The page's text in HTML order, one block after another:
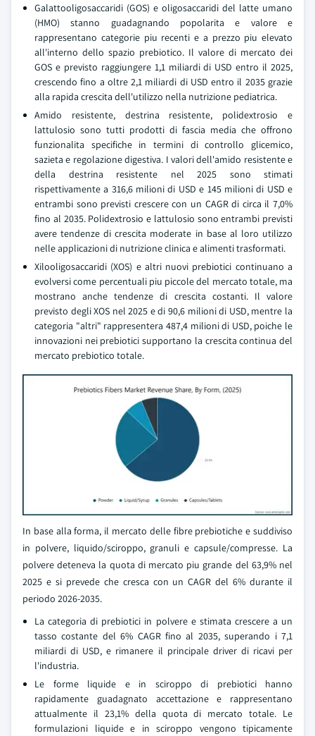
Galattooligosaccaridi (GOS) e oligosaccaridi del latte umano
(HMO) stanno guadagnando popolarita e valore e
rappresentano categorie piu recenti e a prezzo piu elevato
all'interno dello spazio prebiotico. Il valore di mercato dei
GOS e previsto raggiungere 1,1 miliardi di USD entro il 2025,
crescendo fino a oltre 2,1 miliardi di USD entro il 2035 grazie
alla rapida crescita dell'utilizzo nella nutrizione pediatrica.
Amido resistente, destrina resistente, polidextrosio e
lattulosio sono tutti prodotti di fascia media che offrono
funzionalita specifiche in termini di controllo glicemico,
sazieta e regolazione digestiva. I valori dell'amido resistente e
della destrina resistente nel 2025 sono stimati
rispettivamente a 316,6 milioni di USD e 145 milioni di USD e
entrambi sono previsti crescere con un CAGR di circa il 7,0%
fino al 2035. Polidextrosio e lattulosio sono entrambi previsti
avere tendenze di crescita moderate in base al loro utilizzo
nelle applicazioni di nutrizione clinica e alimenti trasformati.
Xilooligosaccaridi (XOS) e altri nuovi prebiotici continuano a
evolversi come percentuali piu piccole del mercato totale, ma
mostrano anche tendenze di crescita costanti. Il valore
previsto degli XOS nel 2025 e di 90,6 milioni di USD, mentre la
categoria "altri" rappresentera 487,4 milioni di USD, poiche le
innovazioni nei prebiotici supportano la crescita continua del
mercato prebiotico totale.
In base alla forma, il mercato delle fibre prebiotiche e suddiviso
in polvere, liquido/sciroppo, granuli e capsule/compresse. La
polvere deteneva la quota di mercato piu grande del 63,9% nel
2025 e si prevede che cresca con un CAGR del 6% durante il
periodo 2026-2035.
La categoria di prebiotici in polvere e stimata crescere a un
tasso costante del 6% CAGR fino al 2035, superando i 7,1
miliardi di USD, e rimanere il principale driver di ricavi per
l'industria.
Le forme liquide e in sciroppo di prebiotici hanno
rapidamente guadagnato accettazione e rappresentano
attualmente il 23,1% della quota di mercato totale. Le
formulazioni liquide e in sciroppo vengono tipicamente